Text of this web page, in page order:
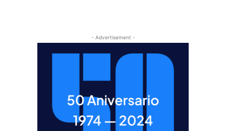
- Advertisement -